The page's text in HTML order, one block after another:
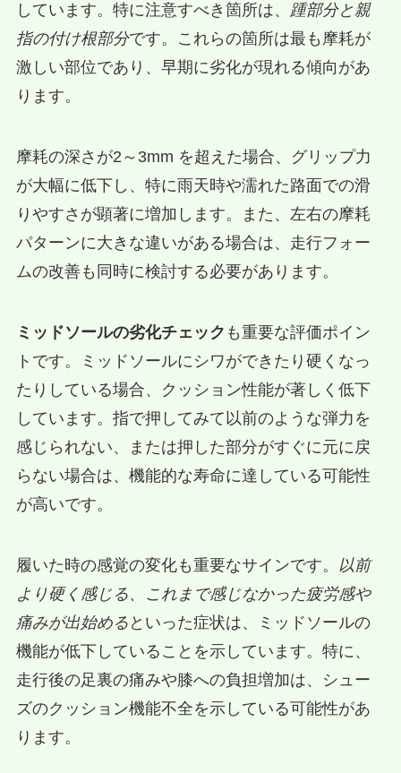
しています。特に注意すべき箇所は、 踵部分と親
指の付け根部分です。これらの箇所は最も摩耗が
激しい部位であり、早期に劣化が現れる傾向があ
ります。
摩耗の深さが2～3mm を超えた場合、グリップ力
が大幅に低下し、特に雨天時や濡れた路面での滑
りやすさが顕著に増加します。また、左右の摩耗
パターンに大きな違いがある場合は、走行フォー
ムの改善も同時に検討する必要があります。
ミッドソールの劣化チェック も重要な評価ポイン
トです。ミッドソールにシワができたり硬くなっ
たりしている場合、クッション性能が著しく低下
しています。指で押してみて以前のような弾力を
感じられない、または押した部分がすぐに元に戻
らない場合は、機能的な寿命に達している可能性
が高いです。
履いた時の感覚の変化も重要なサインです。
以前
より硬く感じる、これまで感じなかった疲労感や
痛みが出始める といった症状は、ミッドソールの
機能が低下していることを示しています。特に、
走行後の足裏の痛みや膝への負担増加は、シュー
ズのクッション機能不全を示している可能性があ
ります。